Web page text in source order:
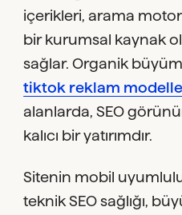
içerikleri, arama
bir kurumsal kaynak
sağlar. Organik
tiktok reklam
alanlarda, SEO
kalıcı bir yatırımdır.
Sitenin mobil
teknik SEO sağlığı,